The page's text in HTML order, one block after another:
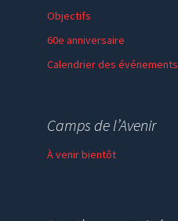
Objectifs
60e anniversaire
Calendrier des événements
Faire un don
Camps de l’Avenir
À venir bientôt